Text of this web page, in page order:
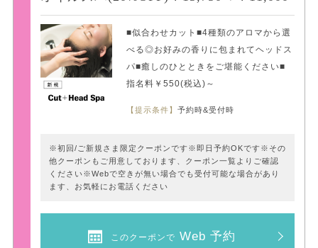
■似合わせカット■4種類のアロマから選
べる◎お好みの香りに包まれてヘッドス
パ■癒しのひとときをご堪能ください■
指名料￥550(税込)～
【提示条件】予約時&受付時
※初回/ご新規さま限定クーポンです※即日予約OKです※その
他クーポンもご用意しております、クーポン一覧よりご確認
ください※Webで空きが無い場合でも受付可能な場合があり
ます、お気軽にお電話ください
このクーポンで Web 予約